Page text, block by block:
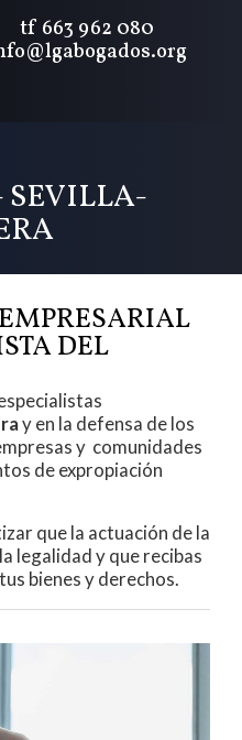
tf 663 962 080
DEL
y en la defensa de los
y comunidades
de expropiación
que la actuación de la
legalidad y que recibas
bienes y derechos.